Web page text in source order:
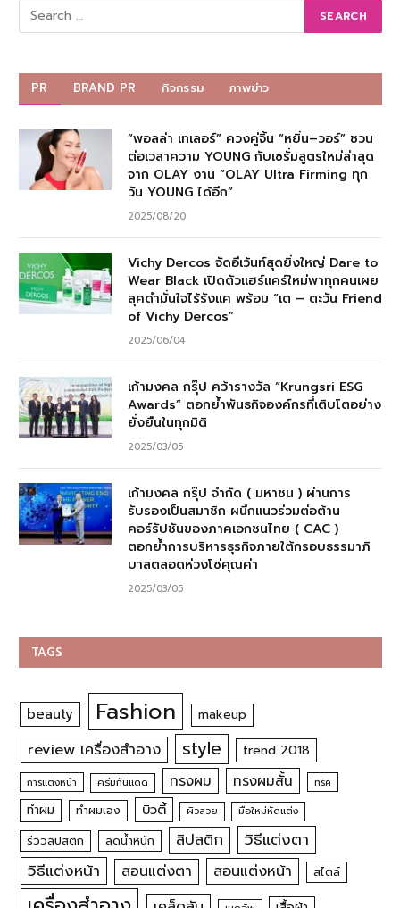
PR BRAND PR กิจกรรม ภาพข่าว
“พอลล่า เทเลอร์” ควงคู่จิ้น “หยิ่น–วอร์” ชวน
ต่อเวลาความ YOUNG กับเซรั่มสูตรใหม่ล่าสุด
จาก OLAY งาน “OLAY Ultra Firming ทุก
วัน YOUNG ได้อีก”
2025/08/20
Vichy Dercos จัดอีเว้นท์สุดยิ่งใหญ่ Dare to
Wear Black เปิดตัวแฮร์แคร์ใหม่พาทุกคนเผย
ลุคดำมั่นใจไร้รังแค พร้อม “เต – ตะวัน Friend
of Vichy Dercos”
2025/06/04
เก้ามงคล กรุ๊ป คว้ารางวัล “Krungsri ESG
Awards” ตอกย้ำพันธกิจองค์กรที่เติบโตอย่าง
ยั่งยืนในทุกมิติ
2025/03/05
เก้ามงคล กรุ๊ป จำกัด ( มหาชน ) ผ่านการ
รับรองเป็นสมาชิก ผนึกแนวร่วมต่อต้าน
คอร์รัปชันของภาคเอกชนไทย ( CAC )
ตอกย้ำการบริหารธุรกิจภายใต้กรอบธรรมาภิ
บาลตลอดห่วงโซ่คุณค่า
2025/03/05
TAGS
beauty Fashion makeup
review เครื่องสำอาง style trend 2018
การแต่งหน้า ครีมกันแดด ทรงผม ทรงผมสั้น ทริค
ทำผม ทำผมเอง บิวตี้ ผิวสวย มือใหม่หัดแต่ง
รีวิวลิปสติก ลดน้ำหนัก ลิปสติก
วิธีแต่งตา
วิธีแต่งหน้า
สอนแต่งตา สอนแต่งหน้า สไตล์